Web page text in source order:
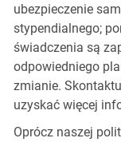
ubezpieczenie
stypendialnego;
świadczenia są
odpowiedniego
zmianie.
uzyskać więcej
Oprócz naszej